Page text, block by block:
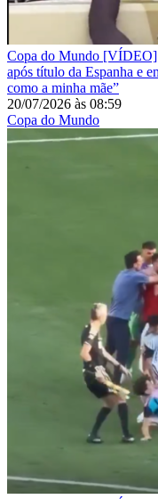
Copa do Mundo [VÍDEO]
após título da Espanha e
como a minha mãe”
20/07/2026 às 08:59
Copa do Mundo